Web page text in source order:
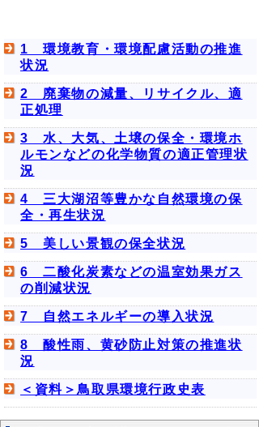
1 環境教育・環境配慮活動の推進
状況
2 廃棄物の減量、リサイクル、適
正処理
3 水、大気、土壌の保全・環境ホ
ルモンなどの化学物質の適正管理状
況
4 三大湖沼等豊かな自然環境の保
全・再生状況
5 美しい景観の保全状況
6 二酸化炭素などの温室効果ガス
の削減状況
7 自然エネルギーの導入状況
8 酸性雨、黄砂防止対策の推進状
況
＜資料＞鳥取県環境行政史表